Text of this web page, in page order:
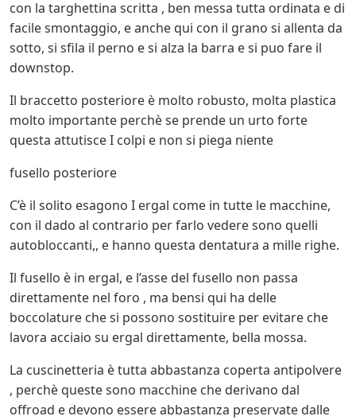
con la targhettina scritta , ben messa tutta ordinata e di
facile smontaggio, e anche qui con il grano si allenta da
sotto, si sfila il perno e si alza la barra e si puo fare il
downstop.
Il braccetto posteriore è molto robusto, molta plastica
molto importante perchè se prende un urto forte
questa attutisce I colpi e non si piega niente
fusello posteriore
C’è il solito esagono I ergal come in tutte le macchine,
con il dado al contrario per farlo vedere sono quelli
autobloccanti,, e hanno questa dentatura a mille righe.
Il fusello è in ergal, e l’asse del fusello non passa
direttamente nel foro , ma bensi qui ha delle
boccolature che si possono sostituire per evitare che
lavora acciaio su ergal direttamente, bella mossa.
La cuscinetteria è tutta abbastanza coperta antipolvere
, perchè queste sono macchine che derivano dal
offroad e devono essere abbastanza preservate dalle